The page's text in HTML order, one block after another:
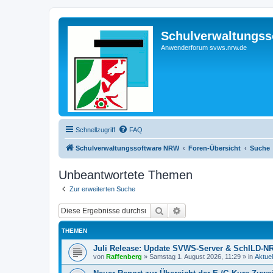
Anwenderforum svws.nrw.de
Schnellzugriff FAQ
Schulverwaltungssoftware NRW Foren-Übersicht Suche
Unbeantwortete Themen
Zur erweiterten Suche
Suche
THEMEN
Juli Release: Update SVWS-Server & SchILD-
von Raffenberg » Samstag 1. August 2026, 11:29 » in